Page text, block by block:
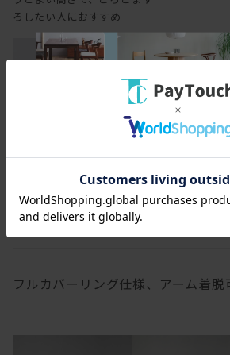
ろしたい人におすすめ
するのに丁度よい高さ
の背もたれ
フルカバーリング仕様、アーム着脱